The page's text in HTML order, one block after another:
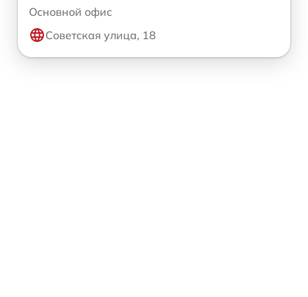
Основной офис
Советская улица, 18